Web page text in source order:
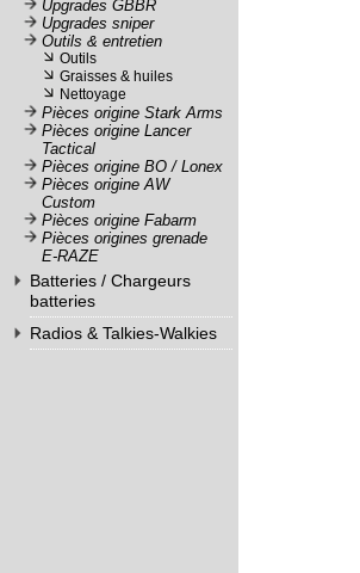
Téléchargement
Service
après
vente
C.G.V.
Nous
contacter
Paramètres
de vos
newsletters
Traceurs
Extension de canons
Bipieds
Bipieds
Poignée Bi-pied
Upgrades GBBR
Upgrades sniper
Outils & entretien
Outils
Graisses & huiles
Nettoyage
Pièces origine Stark Arms
Pièces origine Lancer
Tactical
Pièces origine BO / Lonex
Pièces origine AW
Custom
Pièces origine Fabarm
Pièces origines grenade
E-RAZE
Batteries / Chargeurs
batteries
Batteries NiMh
8,4 Volts
Radios & Talkies-Walkies